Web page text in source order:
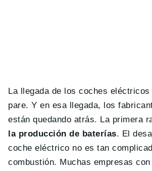
La llegada de los coches
pare. Y en esa llegada, los
están quedando atrás. La primera
la producción de baterías. El
coche eléctrico no es tan
combustión. Muchas empresas